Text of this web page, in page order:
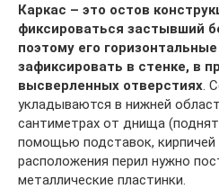
Каркас – это остов
фиксироваться застывший
поэтому его
зафиксировать в стенке, в
высверленных отверстиях.
укладываются в нижней
сантиметрах от днища
помощью подставок, кирпичей
расположения перил нужно
металлические пластинки.